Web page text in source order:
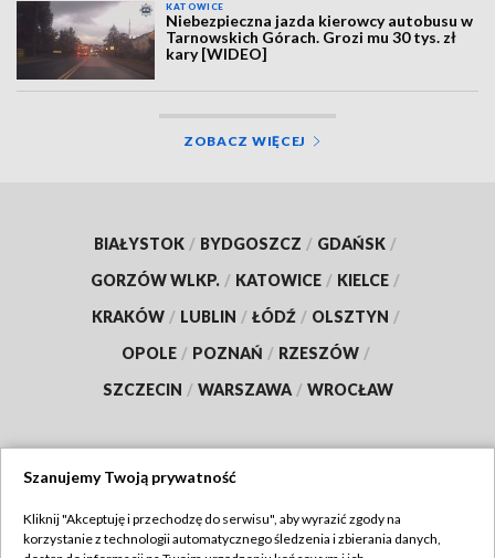
KATOWICE
Niebezpieczna jazda kierowcy autobusu w
Tarnowskich Górach. Grozi mu 30 tys. zł
kary [WIDEO]
ZOBACZ WIĘCEJ
BIAŁYSTOK / BYDGOSZCZ / GDAŃSK /
GORZÓW WLKP. / KATOWICE / KIELCE /
KRAKÓW / LUBLIN / ŁÓDŹ / OLSZTYN /
OPOLE / POZNAŃ / RZESZÓW /
SZCZECIN / WARSZAWA / WROCŁAW
TVP
Szanujemy Twoją prywatność
Kliknij "Akceptuję i przechodzę do serwisu", aby wyrazić zgody na
korzystanie z technologii automatycznego śledzenia i zbierania danych,